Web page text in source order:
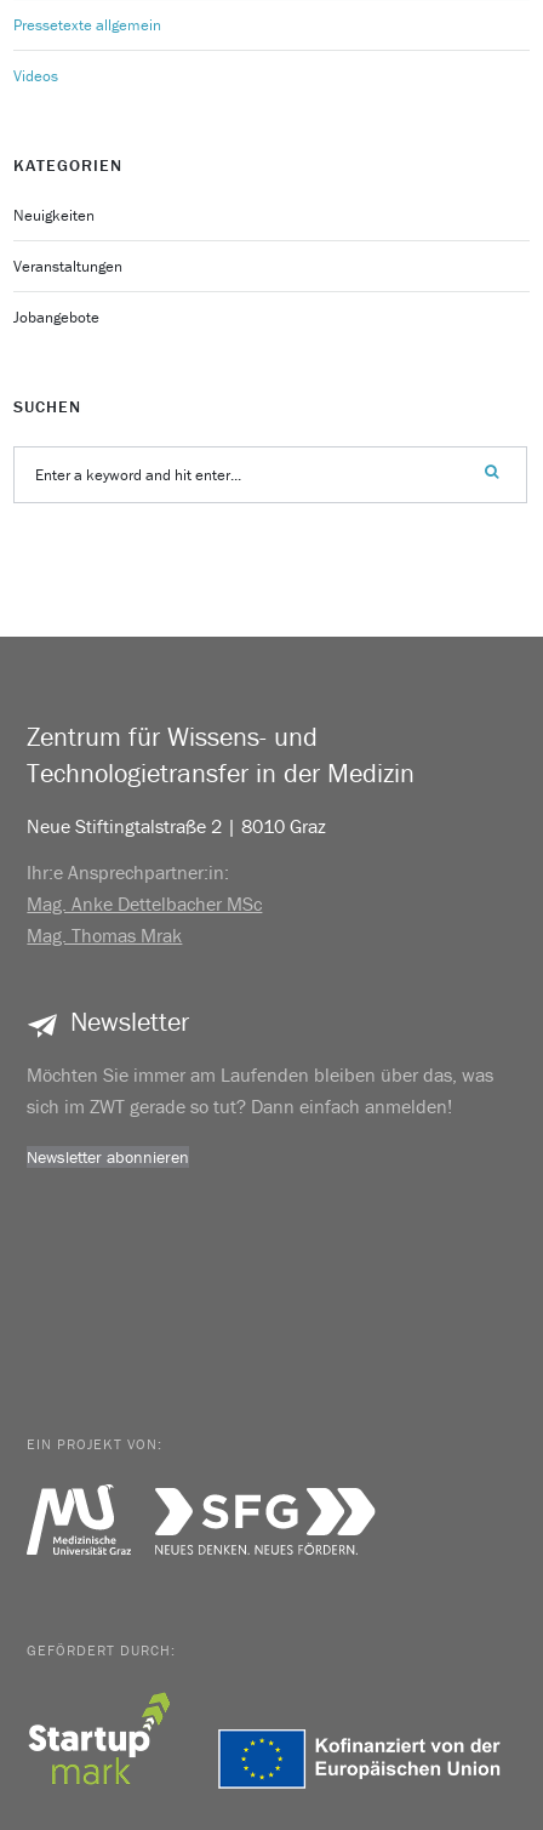
Pressetexte allgemein
Videos
KATEGORIEN
Neuigkeiten
Veranstaltungen
Jobangebote
SUCHEN
Zentrum für Wissens- und
Technologietransfer in der Medizin
Neue Stiftingtalstraße 2 | 8010 Graz
Ihr:e Ansprechpartner:in:
Mag. Anke Dettelbacher MSc
Mag. Thomas Mrak
Newsletter
Möchten Sie immer am Laufenden bleiben über das, was
sich im ZWT gerade so tut? Dann einfach anmelden!
Newsletter abonnieren
EIN PROJEKT VON:
GEFÖRDERT DURCH: